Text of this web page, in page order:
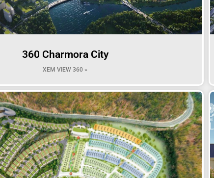
360 Charmora City
XEM VIEW 360 »